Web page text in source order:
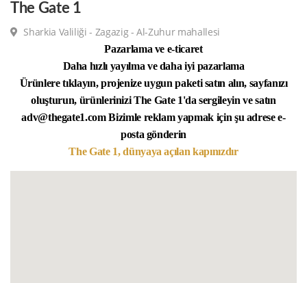
The Gate 1
Sharkia Valiliği - Zagazig - Al-Zuhur mahallesi
Pazarlama ve e-ticaret
Daha hızlı yayılma ve daha iyi pazarlama
Ürünlere tıklayın, projenize uygun paketi satın alın, sayfanızı
oluşturun, ürünlerinizi The Gate 1'da sergileyin ve satın
adv@thegate1.com Bizimle reklam yapmak için şu adrese e-
posta gönderin
The Gate 1, dünyaya açılan kapınızdır